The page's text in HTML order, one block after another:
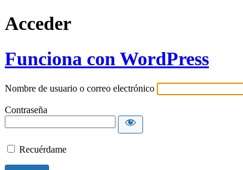
Acceder
Funciona con WordPress
Nombre de usuario o correo electrónico
Contraseña
Recuérdame